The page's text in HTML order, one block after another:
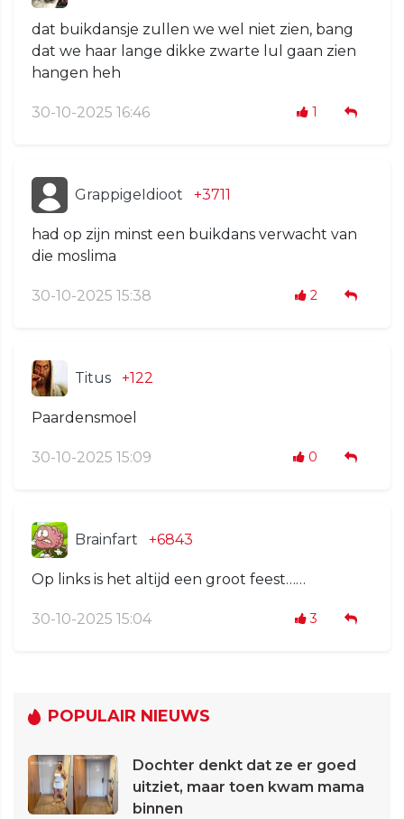
dat buikdansje zullen we wel niet zien, bang
dat we haar lange dikke zwarte lul gaan zien
hangen heh
30-10-2025 16:46 1
GrappigeIdioot +3711
had op zijn minst een buikdans verwacht van
die moslima
30-10-2025 15:38 2
Titus +122
Paardensmoel
30-10-2025 15:09 0
Brainfart +6843
Op links is het altijd een groot feest……
30-10-2025 15:04 3
POPULAIR NIEUWS
Dochter denkt dat ze er goed
uitziet, maar toen kwam mama
binnen